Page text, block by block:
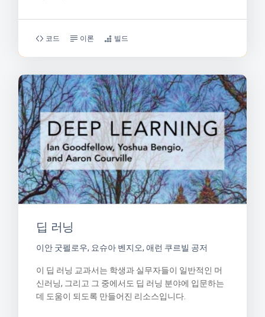
코드 이론 빌드
딥 러닝
이안 굿펠로우, 요슈아 벤지오, 애런 쿠르빌 공저
이 딥 러닝 교과서는 학생과 실무자들이 일반적인 머
신러닝, 그리고 그 중에서도 딥 러닝 분야에 입문하는
데 도움이 되도록 만들어진 리소스입니다.